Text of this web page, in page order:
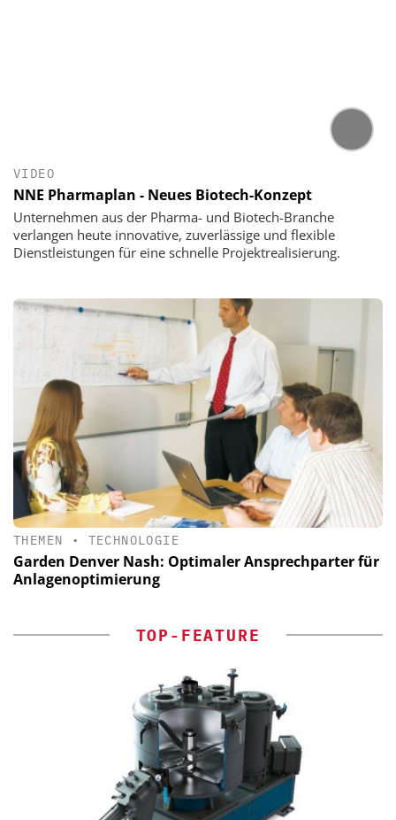
VIDEO
NNE Pharmaplan - Neues Biotech-Konzept
Unternehmen aus der Pharma- und Biotech-Branche
verlangen heute innovative, zuverlässige und flexible
Dienstleistungen für eine schnelle Projektrealisierung.
THEMEN • TECHNOLOGIE
Garden Denver Nash: Optimaler Ansprechparter für
Anlagenoptimierung
TOP-FEATURE